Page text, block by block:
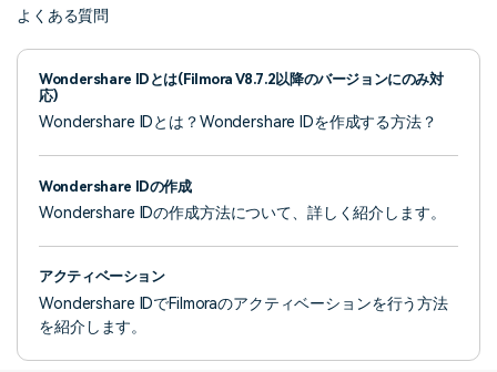
画制作に昇華させることができます。慣れれば毎日のように
よくある質問
Wondershare IDとは(Filmora V8.7.2以降のバージョンにのみ対
応)
Wondershare IDとは？Wondershare IDを作成する方法？
Wondershare IDの作成
Wondershare IDの作成方法について、詳しく紹介します。
アクティベーション
Wondershare IDでFilmoraのアクティベーションを行う方法
を紹介します。